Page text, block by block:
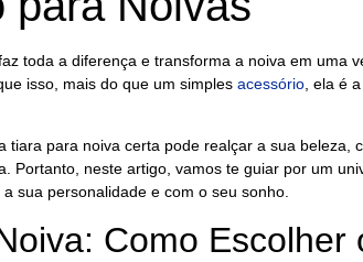
toda a diferença e transforma a noiva em uma
isso, mais do que um simples acessório , ela é
tiara para noiva certa pode realçar a sua beleza,
Portanto, neste artigo, vamos te guiar por um
sua personalidade e com o seu sonho.
Como Escolher